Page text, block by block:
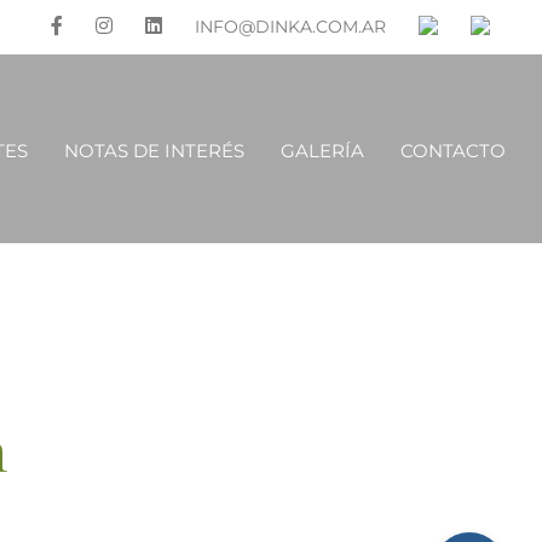
INFO@DINKA.COM.AR
NOTAS DE INTERÉS GALERÍA CONTACTO